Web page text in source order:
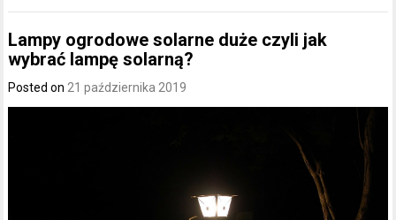
Lampy ogrodowe solarne duże czyli jak
wybrać lampę solarną?
Posted on 21 października 2019